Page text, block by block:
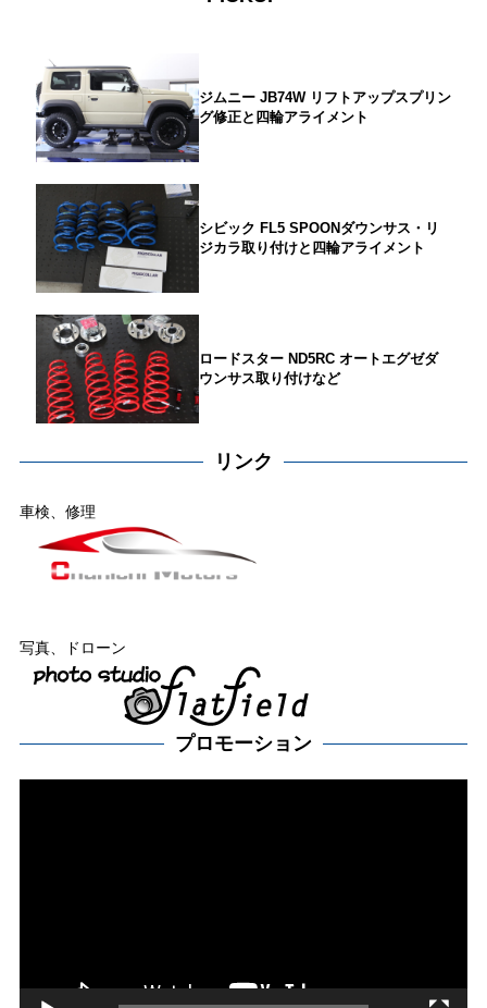
ジムニー JB74W リフトアップスプリン
グ修正と四輪アライメント
シビック FL5 SPOONダウンサス・リ
ジカラ取り付けと四輪アライメント
ロードスター ND5RC オートエグゼダ
ウンサス取り付けなど
リンク
車検、修理
写真、ドローン
プロモーション